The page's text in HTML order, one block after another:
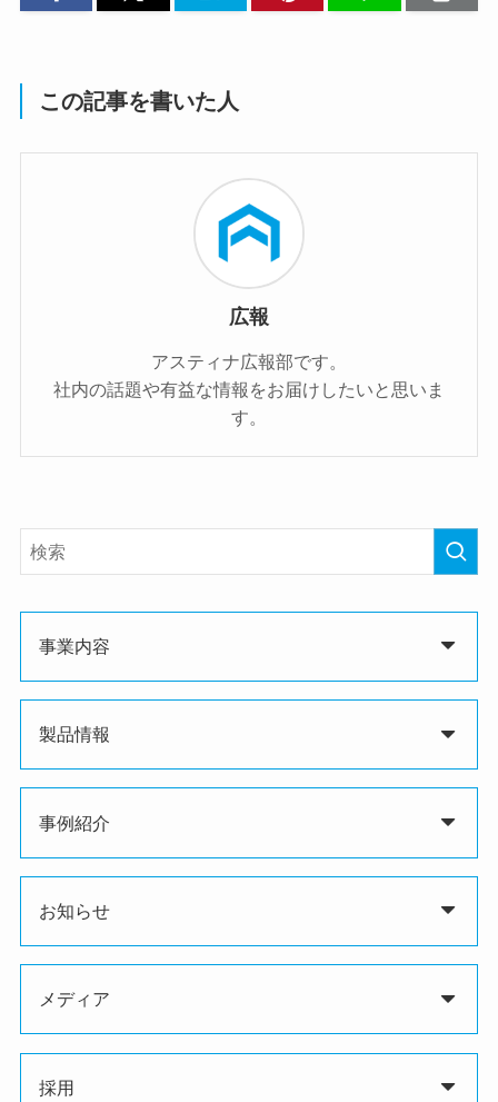
この記事を書いた人
広報
アスティナ広報部です。
社内の話題や有益な情報をお届けしたいと思いま
す。
事業内容
製品情報
事例紹介
お知らせ
メディア
採用